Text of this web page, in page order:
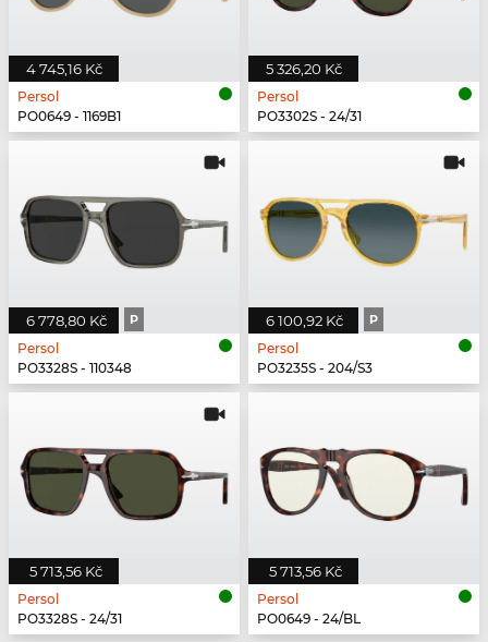
4 745,16 Kč
Persol
PO0649 - 1169B1
5 326,20 Kč
Persol
PO3302S - 24/31
6 778,80 Kč P
Persol
PO3328S - 110348
6 100,92 Kč P
Persol
PO3235S - 204/S3
5 713,56 Kč
Persol
PO3328S - 24/31
5 713,56 Kč
Persol
PO0649 - 24/BL